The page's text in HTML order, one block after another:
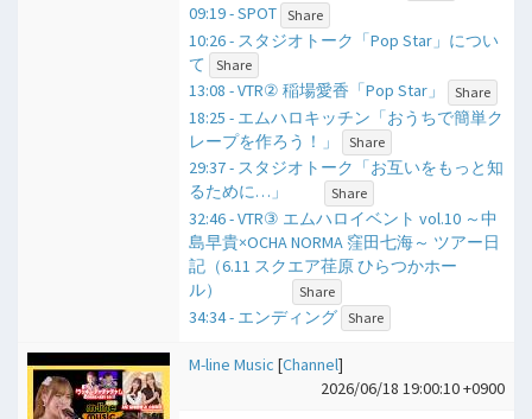
09:19 - SPOT Share
10:26 - スタジオトーク「Pop Star」につい
て
Share
13:08 - VTR② 稲場愛香「Pop Star」 Share
18:25 - エムハロキッチン「おうちで簡単ク
レープを作ろう！」
Share
29:37 - スタジオトーク「お互いをもっと知
るために…」
Share
32:46 - VTR③ エムハロイベント vol.10 ～中
島早貴×OCHA NORMA 窪田七海～ ツアー日
記（6.11 スクエア荏原 ひらつかホー
ル）
Share
34:34 - エンディング Share
M-line Music [Channel]
2026/06/18 19:00:10 +0900